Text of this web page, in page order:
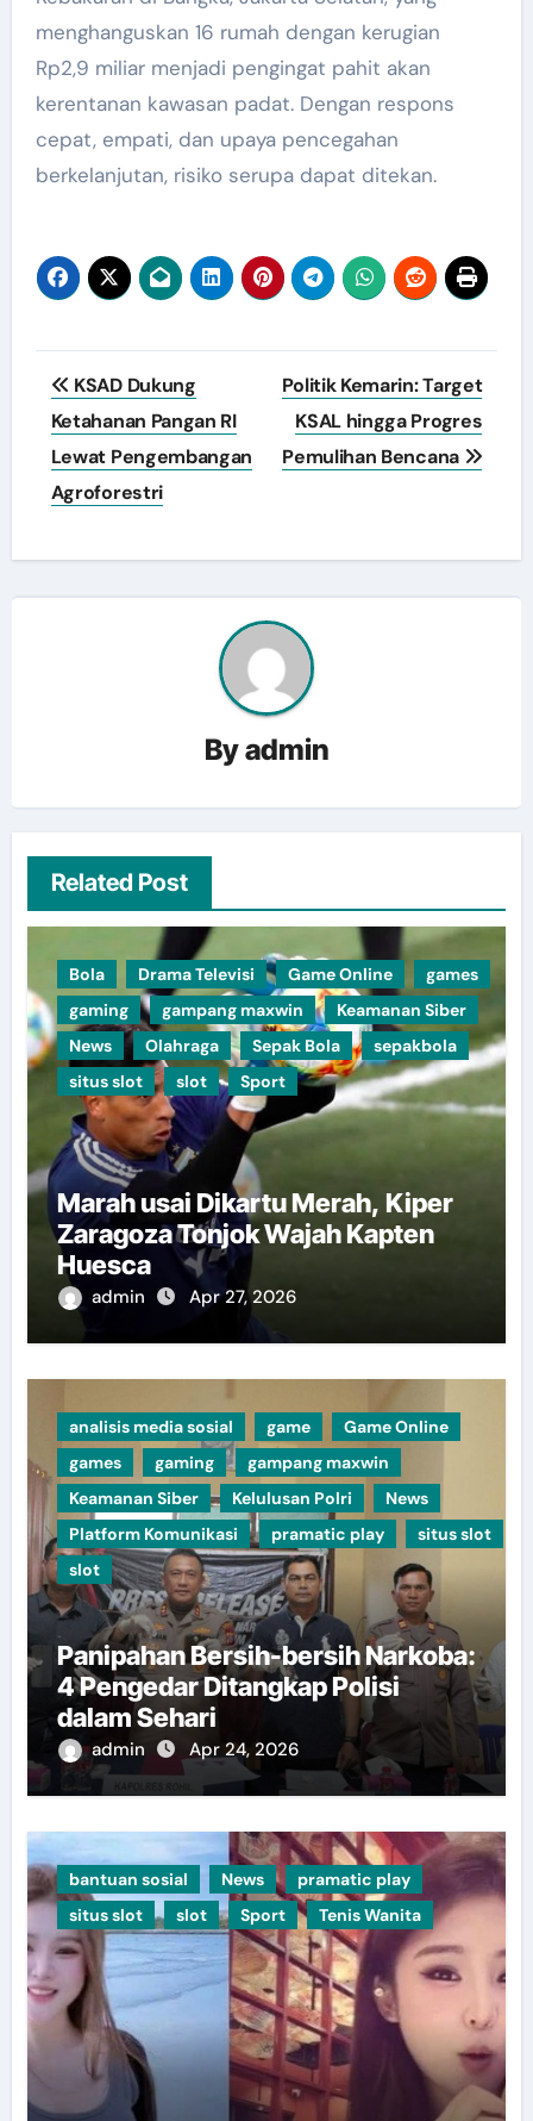
menghanguskan 16 rumah dengan kerugian
Rp2,9 miliar menjadi pengingat pahit akan
kerentanan kawasan padat. Dengan respons
cepat, empati, dan upaya pencegahan
berkelanjutan, risiko serupa dapat ditekan.
Post
navigation
KSAD Dukung
Ketahanan Pangan RI
Lewat Pengembangan
Agroforestri
Politik Kemarin: Target
KSAL hingga Progres
Pemulihan Bencana
Byadmin
Related Post
Bola Drama Televisi Game Online
games
gaming
gampang maxwin
Keamanan Siber
News
Olahraga Sepak Bola
sepakbola
situs slot
slot Sport
Marah usai Dikartu Merah, Kiper
Zaragoza Tonjok Wajah Kapten
Huesca
admin Apr 27, 2026
analisis media sosial game
Game Online
games
gaming
gampang maxwin
Keamanan Siber
Kelulusan Polri
News
Platform Komunikasi
pramatic play
situs slot
slot
Panipahan Bersih-bersih Narkoba:
4 Pengedar Ditangkap Polisi
dalam Sehari
admin Apr 24, 2026
bantuan sosial News
pramatic play
situs slot
slot Sport Tenis Wanita